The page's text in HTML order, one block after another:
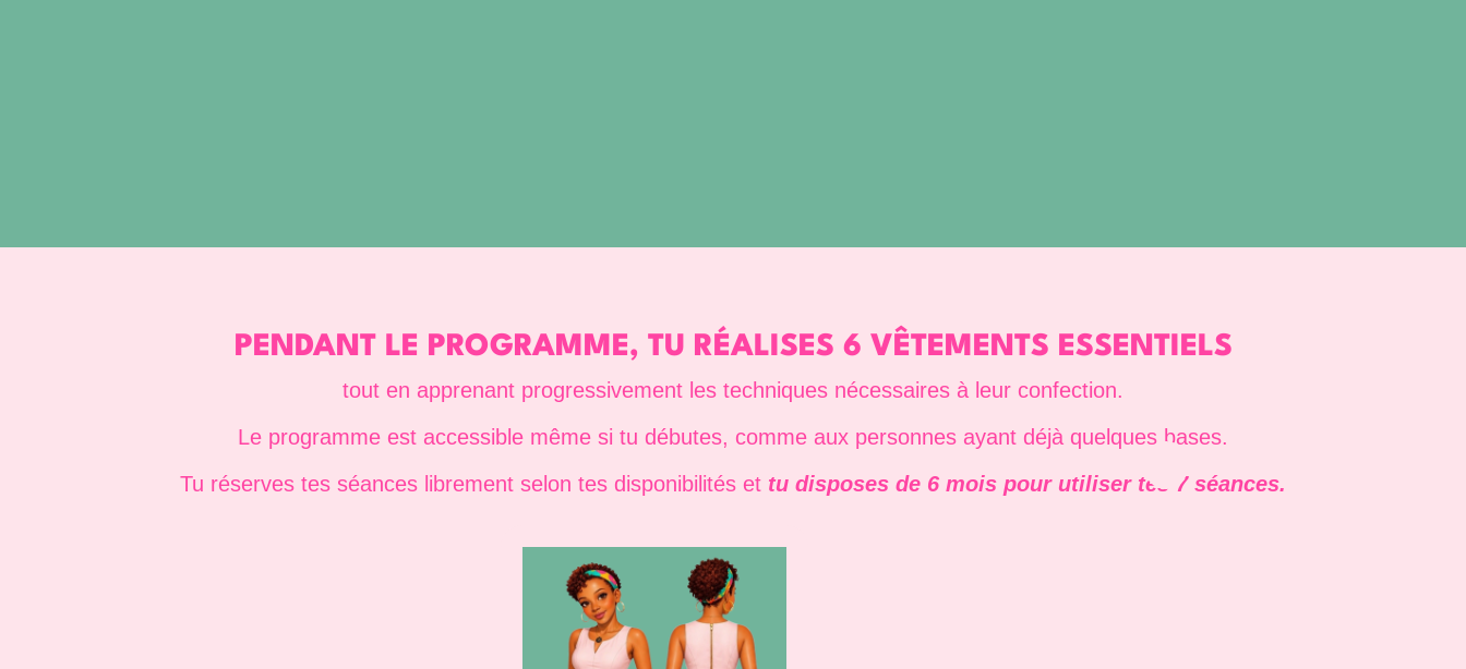
PENDANT LE PROGRAMME, TU RÉALISES 6 VÊTEMENTS ESSENTIELS
tout en apprenant progressivement les techniques nécessaires à leur confection.
Le programme est accessible même si tu débutes, comme aux personnes ayant déjà quelques bases.
Tu réserves tes séances librement selon tes disponibilités et tu disposes de 6 mois pour utiliser tes 7 séances.